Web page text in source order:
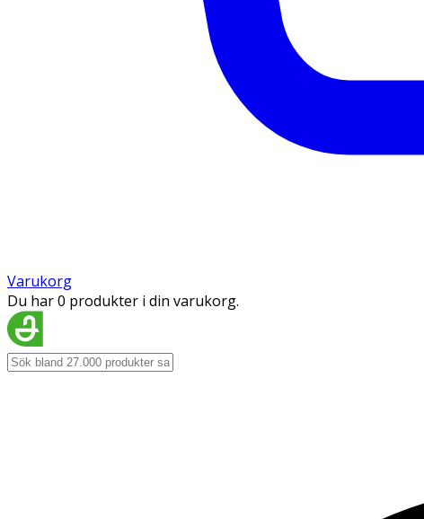
Varukorg
Du har 0 produkter i din varukorg.